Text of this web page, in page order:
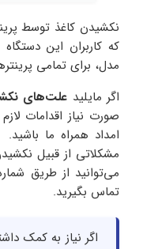
نکشیدن کاغذ توسط
که کاربران این
مدل، برای تمامی
اگر مایلید علت‌های
صورت نیاز اقدامات
امداد همراه ما
مشکلاتی‌ از قبیل
می‌توانید از طریق
تماس بگیرید.
اگر نیاز به کمک‌